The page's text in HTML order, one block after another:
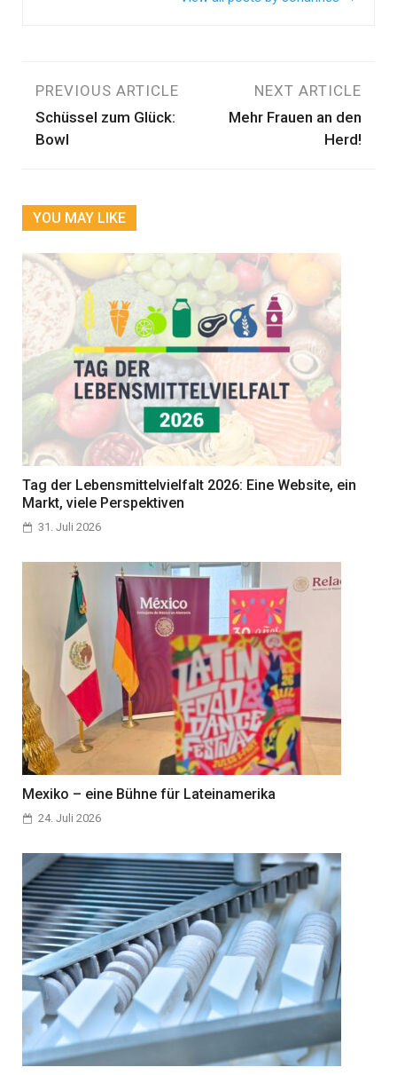
Beitragsnavigation
PREVIOUS ARTICLE
Schüssel zum Glück:
Bowl
NEXT ARTICLE
Mehr Frauen an den
Herd!
YOU MAY LIKE
Tag der Lebensmittelvielfalt 2026: Eine Website, ein
Markt, viele Perspektiven
31. Juli 2026
Mexiko – eine Bühne für Lateinamerika
24. Juli 2026